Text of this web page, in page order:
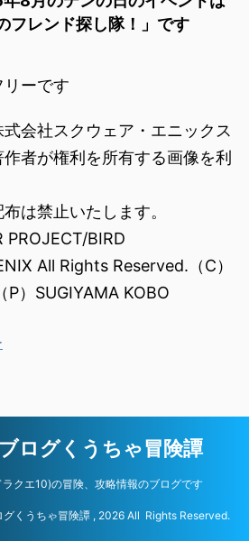
フレンド探し隊！」です
ーです
会社スクウェア・エニックス
者が権利を所有する画像を利
は禁止いたします。
PROJECT/BIRD
All Rights Reserved.（C）
P）SUGIYAMA KOBO
ログくうちゃ冒険譚
ラクエ10)の冒険、攻略情報のブログです
くうちゃ冒険譚 , 2026 All Rights Reserved.